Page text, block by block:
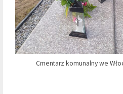
Cmentarz komunalny we